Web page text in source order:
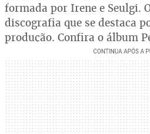
formada por Irene e Seulgi.
discografia que se destaca
produção. Confira o álbum